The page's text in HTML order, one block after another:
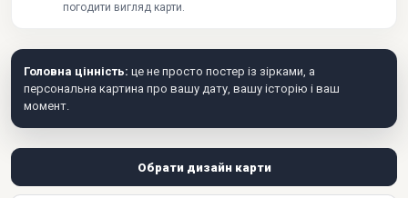
погодити вигляд карти.
Головна цінність: це не просто постер із зірками, а
персональна картина про вашу дату, вашу історію і ваш
момент.
Обрати дизайн карти